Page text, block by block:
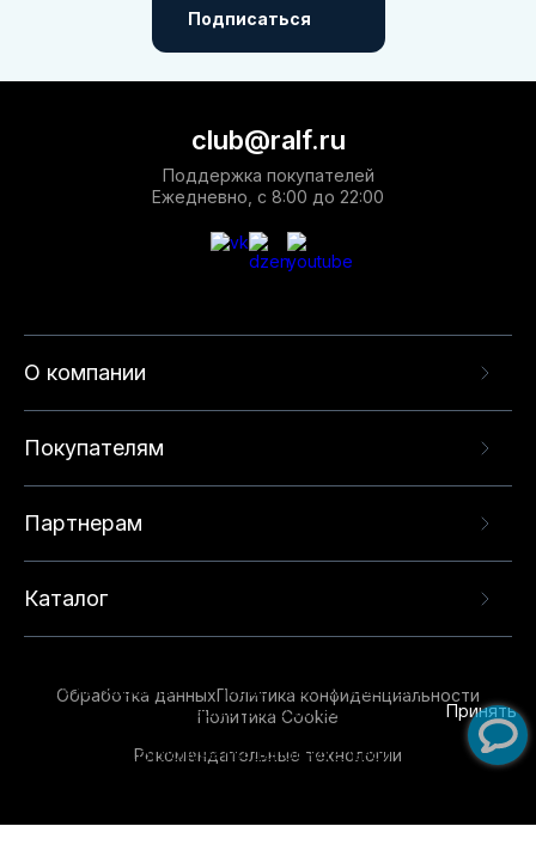
Подписаться
О компании
Покупателям
Партнерам
Каталог
club@ralf.ru
Поддержка покупателей
Ежедневно, с 8:00 до 22:00
Обработка данныхПолитика конфиденциальности
Политика Cookie
Рекомендательные технологии
опыта на нашем сайте. Продолжая использовать
данный сайт, вы соглашаетесь с использованием
технологий. Для получения дополнительной
Принять